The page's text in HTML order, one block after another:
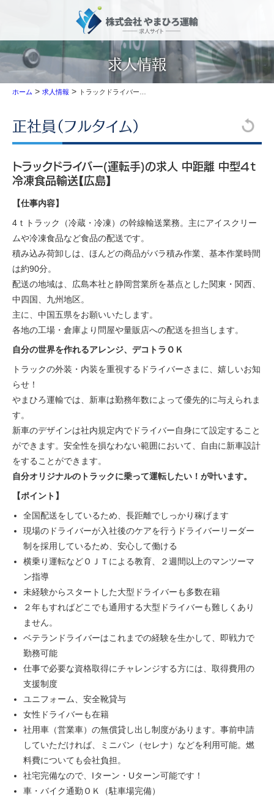
求人情報
ホーム > 求人情報 >
正社員（フルタイム）
トラックドライバー(運転手)の求人 中距離 中型4ｔ
冷凍食品輸送【広島】
【仕事内容】
4ｔトラック（冷蔵・冷凍）の幹線輸送業務。主にアイスクリー
ムや冷凍食品など食品の配送です。
積み込み荷卸しは、ほんどの商品がバラ積み作業、基本作業時間
は約90分。
配送の地域は、広島本社と静岡営業所を基点とした関東・関西、
中四国、九州地区。
主に、中国五県をお願いいたします。
各地の工場・倉庫より問屋や量販店への配送を担当します。
自分の世界を作れるアレンジ、デコトラＯＫ
トラックの外装・内装を重視するドライバーさまに、嬉しいお知
らせ！
やまひろ運輸では、新車は勤務年数によって優先的に与えられま
す。
新車のデザインは社内規定内でドライバー自身にて設定すること
ができます。安全性を損なわない範囲において、自由に新車設計
をすることができます。
自分オリジナルのトラックに乗って運転したい！が叶います。
【ポイント】
全国配送をしているため、長距離でしっかり稼げます
現場のドライバーが入社後のケアを行うドライバーリーダー
制を採用しているため、安心して働ける
横乗り運転などＯＪＴによる教育、２週間以上のマンツーマ
ン指導
未経験からスタートした大型ドライバーも多数在籍
２年もすればどこでも通用する大型ドライバーも難しくあり
ません。
ベテランドライバーはこれまでの経験を生かして、即戦力で
勤務可能
仕事で必要な資格取得にチャレンジする方には、取得費用の
支援制度
ユニフォーム、安全靴貸与
女性ドライバーも在籍
社用車（営業車）の無償貸し出し制度があります。事前申請
していただければ、ミニバン（セレナ）などを利用可能。燃
料費についても会社負担。
社宅完備なので、Iターン・Uターン可能です！
車・バイク通勤ＯＫ（駐車場完備）